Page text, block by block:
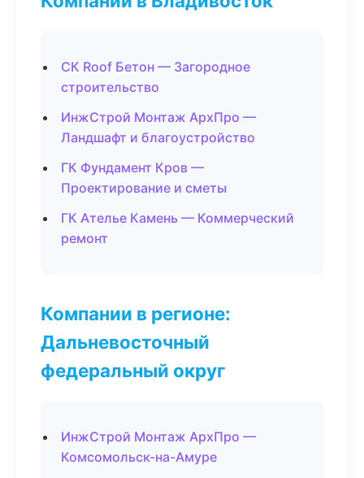
СК Roof Бетон — Загородное
строительство
ИнжСтрой Монтаж АрхПро —
Ландшафт и благоустройство
ГК Фундамент Кров —
Проектирование и сметы
ГК Ателье Камень — Коммерческий
ремонт
Компании в регионе:
Дальневосточный
федеральный округ
ИнжСтрой Монтаж АрхПро —
Комсомольск-на-Амуре